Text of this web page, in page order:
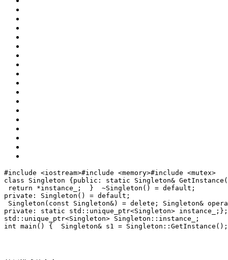
#include <iostream>#include <memory>#include <mutex>
class
Singleton { public : static Singleton& GetInstance
return *instance_; } ~Singleton() = default ;
private : Singleton() = default ;
Singleton( const Singleton&) = delete ; Singleton&
private : static std :: unique_ptr<Singleton> instance_; };
std :: unique_ptr<Singleton> Singleton::instance_;
int main () { Singleton& s1 = Singleton::GetInstance();